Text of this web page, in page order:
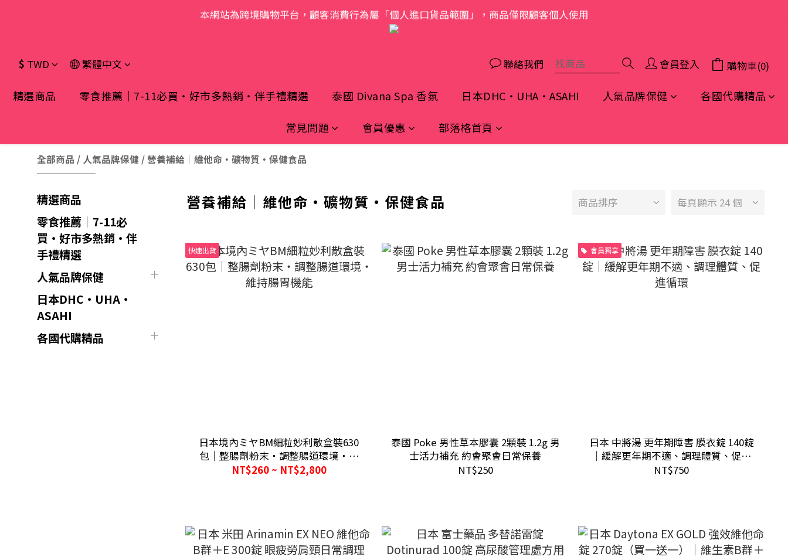
歡迎光臨 S.A.W
本網站為跨境購物平台，顧客消費行為屬「個人進口貨品範圍」，商品僅限顧客個人使用
歡迎光臨 S.A.W
$ TWD 繁體中文 聯絡我們 會員登入 購物車(0)
精選商品 零食推薦｜7-11必買・好市多熱銷・伴手禮精選 泰國 Divana Spa 香氛 日本DHC・UHA・ASAHI 人氣品牌保健 各國代購精品
常見問題 會員優惠 部落格首頁
全部商品 / 人氣品牌保健 / 營養補給｜維他命・礦物質・保健食品
精選商品
零食推薦｜7-11必
買・好市多熱銷・伴
手禮精選
人氣品牌保健
日本DHC・UHA・
ASAHI
各國代購精品
營養補給｜維他命・礦物質・保健食品 商品排序 每頁顯示 24 個
快速出貨
日本境內ミヤBM細粒妙利散盒裝630
包｜整腸劑粉末・調整腸道環境・維
持腸胃機能
NT$260 ~ NT$2,800
泰國 Poke 男性草本膠囊 2顆裝 1.2g 男
士活力補充 約會聚會日常保養
NT$250
會員獨享
日本 中將湯 更年期障害 膜衣錠 140錠
｜緩解更年期不適、調理體質、促進
循環
NT$750